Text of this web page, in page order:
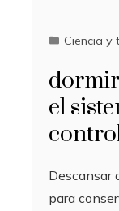
Ciencia y
el
Descansar
para